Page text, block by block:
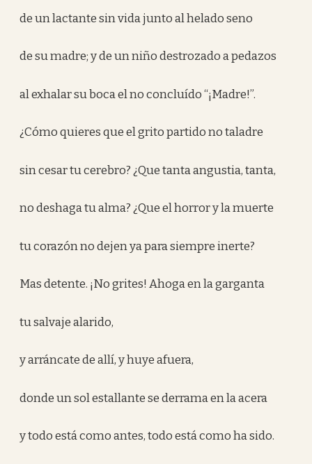
de un lactante sin vida junto al helado seno
de su madre; y de un niño destrozado a pedazos
al exhalar su boca el no concluído “¡Madre!”.
¿Cómo quieres que el grito partido no taladre
sin cesar tu cerebro? ¿Que tanta angustia, tanta,
no deshaga tu alma? ¿Que el horror y la muerte
tu corazón no dejen ya para siempre inerte?
Mas detente. ¡No grites! Ahoga en la garganta
tu salvaje alarido,
y arráncate de allí, y huye afuera,
donde un sol estallante se derrama en la acera
y todo está como antes, todo está como ha sido.